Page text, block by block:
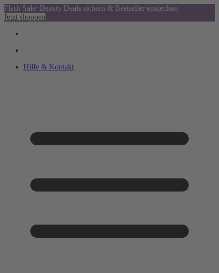
Flash Sale: Beauty Deals sichern & Bestseller entdecken
Jetzt shoppen
Hilfe & Kontakt